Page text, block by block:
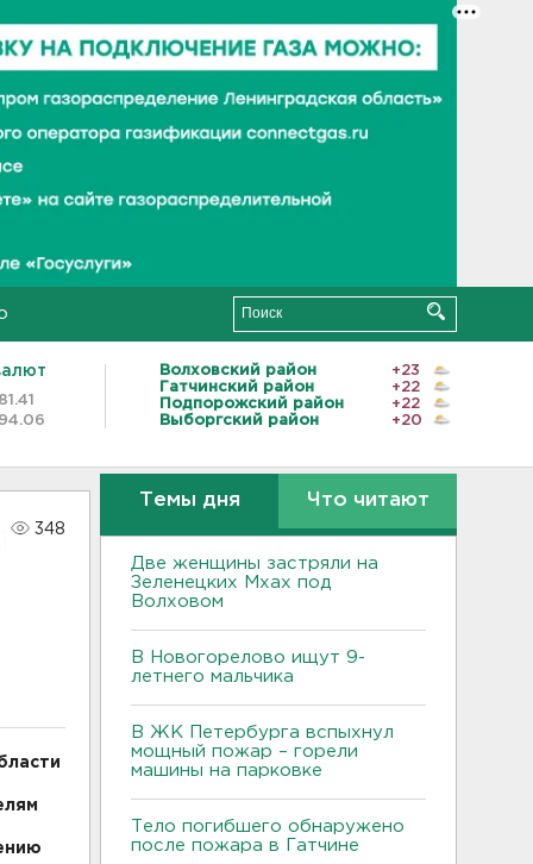
81.41
94.06
Волховский район
+23
Гатчинский район
+22
Подпорожский район
+22
Выборгский район
+20
348
Темы дня Что читают
Две женщины застряли на
Зеленецких Мхах под
Волховом
В Новогорелово ищут 9-
летнего мальчика
В ЖК Петербурга вспыхнул
мощный пожар – горели
машины на парковке
Тело погибшего обнаружено
после пожара в Гатчине